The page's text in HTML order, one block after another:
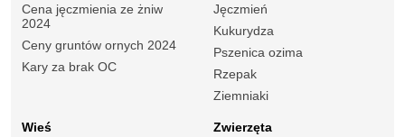
Cena jęczmienia ze żniw
2024
Ceny gruntów ornych 2024
Kary za brak OC
Jęczmień
Kukurydza
Pszenica ozima
Rzepak
Ziemniaki
Wieś
Zwierzęta